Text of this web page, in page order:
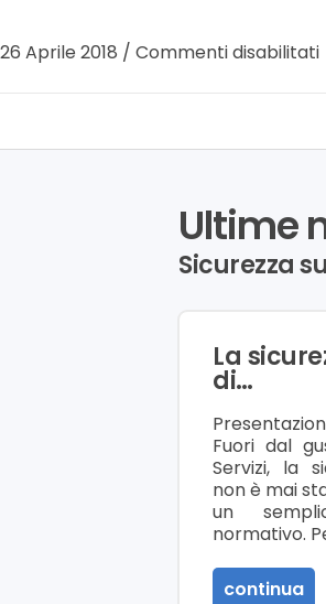
26 Aprile 2018 / Commenti disabilitati
Ultime
Sicurezza
La
di…
Fuori dal
Servizi, la
non è mai
un
normativo.
continua